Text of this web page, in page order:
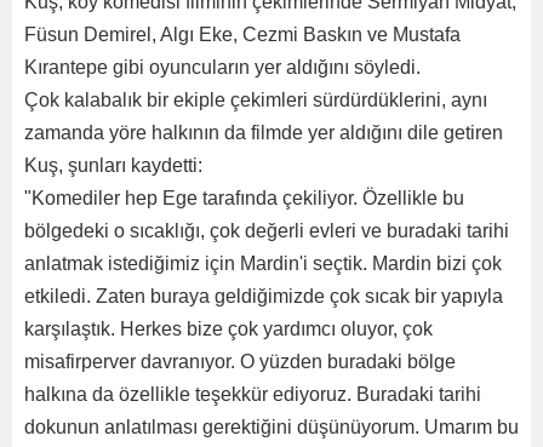
Füsun Demirel, Algı Eke, Cezmi Baskın ve Mustafa
Kırantepe gibi oyuncuların yer aldığını söyledi.
Çok kalabalık bir ekiple çekimleri sürdürdüklerini, aynı
zamanda yöre halkının da filmde yer aldığını dile getiren
Kuş, şunları kaydetti:
"Komediler hep Ege tarafında çekiliyor. Özellikle bu
bölgedeki o sıcaklığı, çok değerli evleri ve buradaki tarihi
anlatmak istediğimiz için Mardin'i seçtik. Mardin bizi çok
etkiledi. Zaten buraya geldiğimizde çok sıcak bir yapıyla
karşılaştık. Herkes bize çok yardımcı oluyor, çok
misafirperver davranıyor. O yüzden buradaki bölge
halkına da özellikle teşekkür ediyoruz. Buradaki tarihi
dokunun anlatılması gerektiğini düşünüyorum. Umarım bu